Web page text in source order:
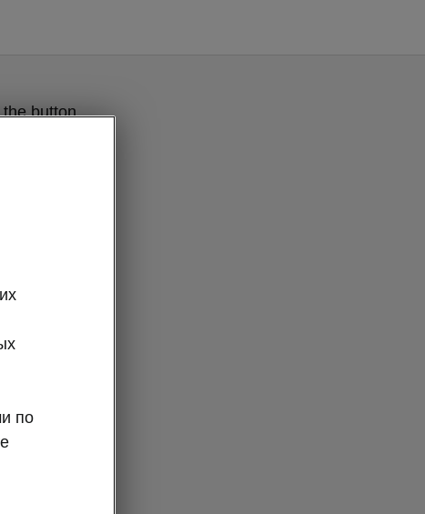
button
по